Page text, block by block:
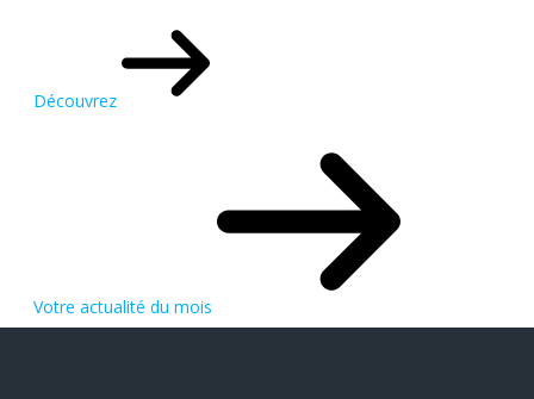
Découvrez
Votre actualité du mois